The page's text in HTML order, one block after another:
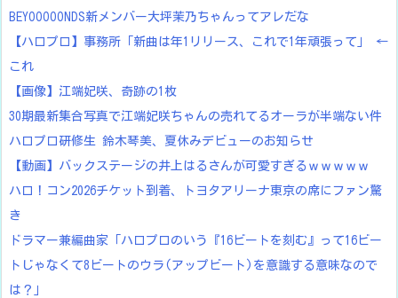
BEYOOOOONDS新メンバー大坪茉乃ちゃんってアレだな
【ハロプロ】事務所「新曲は年1リリース、これで1年頑張って」 ←
これ
【画像】江端妃咲、奇跡の1枚
30期最新集合写真で江端妃咲ちゃんの売れてるオーラが半端ない件
ハロプロ研修生 鈴木琴美、夏休みデビューのお知らせ
【動画】バックステージの井上はるさんが可愛すぎるｗｗｗｗｗ
ハロ！コン2026チケット到着、トヨタアリーナ東京の席にファン驚
き
ドラマー兼編曲家「ハロプロのいう『16ビートを刻む』って16ビー
トじゃなくて8ビートのウラ(アップビート)を意識する意味なので
は？」